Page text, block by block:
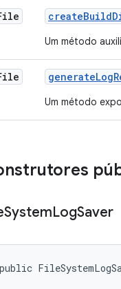
createBuild
Um método
generateLog
Um método
SystemLogSaver
public